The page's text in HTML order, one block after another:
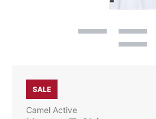
SALE
Camel Active